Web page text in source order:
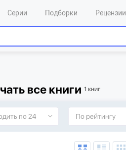
Серии Подборки Рецензии
все книги 1 книг
по 24 По рейтингу